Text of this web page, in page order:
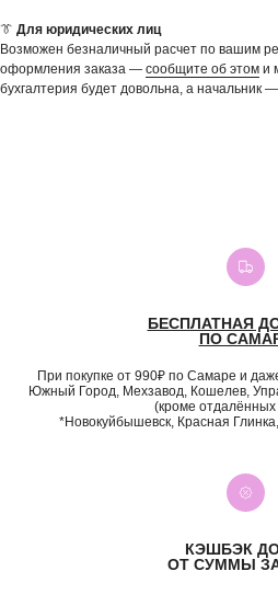
👔 Для юридических лиц
Возможен безналичный расчет по вашим
оформления заказа — сообщите об этом и
бухгалтерия будет довольна, а начальник
БЕСПЛАТНАЯ
ПО
При покупке от 990₽ по Самаре и
Южный Город, Мехзавод, Кошелев,
(кроме
*Новокуйбышевск, Красная
КЭШБЭК ДО
ОТ СУММЫ